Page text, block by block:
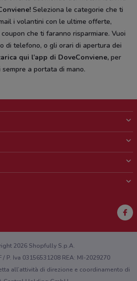
! Seleziona le categorie che ti
i volantini con le ultime offerte,
che ti faranno risparmiare. Vuoi
di telefono, o gli orari di apertura dei
qui l’app di DoveConviene, per
a portata di mano.
web o sull'app?
2026 Shopfully S.p.A.
P. Iva 03156531208 REA: MI-2029270
all’attività di direzione e coordinamento di